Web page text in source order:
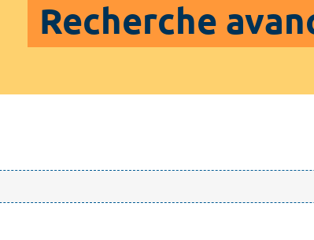
Recherche